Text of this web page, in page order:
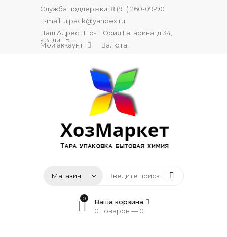
Служба поддержки: 8 (911) 260-09-90
E-mail: ulpack@yandex.ru
Наш Адрес : Пр-т Юрия Гагарина, д 34,
к 3, лит Б
Мой аккаунт Валюта:
0
Ваша корзина
0 товаров — 0